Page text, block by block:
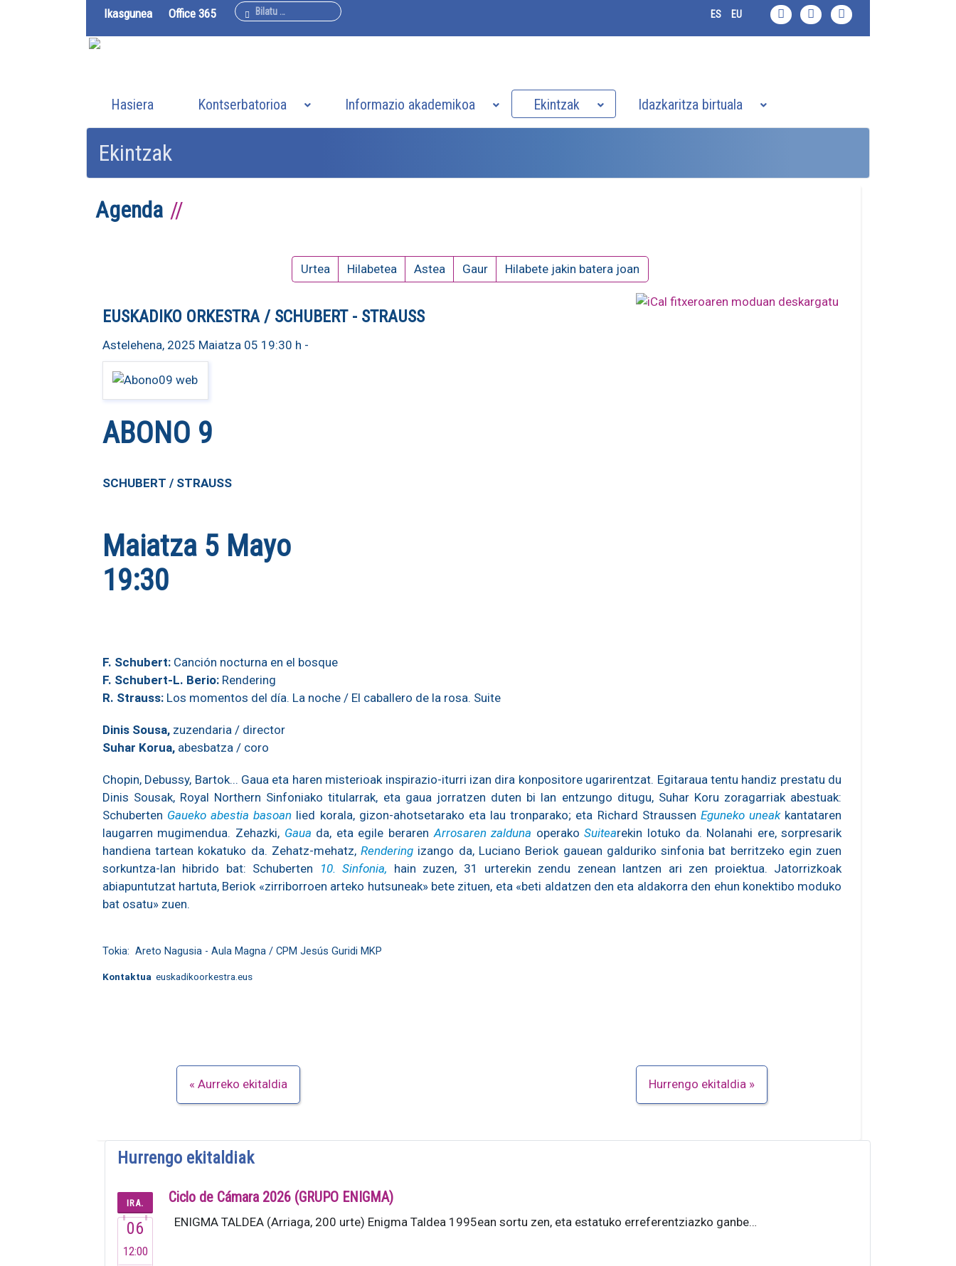
Ikasgunea Office 365 Bilatu ES EU
Hasiera Kontserbatorioa Informazio akademikoa Ekintzak Idazkaritza birtuala
Ekintzak
Agenda
Urtea Hilabetea Astea Gaur Hilabete jakin batera joan
EUSKADIKO ORKESTRA / SCHUBERT - STRAUSS
Astelehena, 2025 Maiatza 05 19:30 h -
ABONO 9
SCHUBERT / STRAUSS
Maiatza 5 Mayo
19:30
F. Schubert: Canción nocturna en el bosque
F. Schubert-L. Berio: Rendering
R. Strauss: Los momentos del día. La noche / El caballero de la rosa. Suite
Dinis Sousa,zuzendaria / director
Suhar Korua,abesbatza / coro
Chopin, Debussy, Bartok... Gaua eta haren misterioak inspirazio-iturri izan dira konpositore ugarirentzat. Egitaraua tentu handiz prestatu du
Dinis Sousak, Royal Northern Sinfoniako titularrak, eta gaua jorratzen duten bi lan entzungo ditugu, Suhar Koru zoragarriak abestuak:
Schuberten Gaueko abestia basoan lied korala, gizon-ahotsetarako eta lau tronparako; eta Richard Straussen Eguneko uneakkantataren
laugarren mugimendua. Zehazki, Gaua da, eta egile beraren Arrosaren zalduna operakoSuitearekin lotuko da. Nolanahi ere, sorpresarik
handiena tartean kokatuko da. Zehatz-mehatz,Rendering izango da, Luciano Beriok gauean galduriko sinfonia bat berritzeko egin zuen
sorkuntza-lan hibrido bat: Schuberten
10. Sinfonia, hain zuzen, 31 urterekin zendu zenean lantzen ari zen proiektua. Jatorrizkoak
abiapuntutzat hartuta, Beriok «zirriborroen arteko hutsuneak» bete zituen, eta «beti aldatzen den eta aldakorra den ehun konektibo moduko
bat osatu» zuen.
Tokia: Areto Nagusia - Aula Magna / CPM Jesús Guridi MKP
Kontaktua euskadikoorkestra.eus
Aurreko ekitaldia Hurrengo ekitaldia
Hurrengo ekitaldiak
IRA.
06
12:00
Ciclo de Cámara 2026 (GRUPO ENIGMA)
ENIGMA TALDEA (Arriaga, 200 urte) Enigma Taldea 1995ean sortu zen, eta estatuko erreferentziazko ganbe…